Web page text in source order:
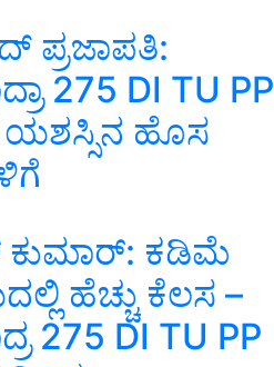
ಪ್ರಜಾಪತಿ:
275 DI TU PP
ಹೊಸ
ಕಡಿಮೆ
ಹೆಚ್ಚು ಕೆಲಸ –
275 DI TU PP